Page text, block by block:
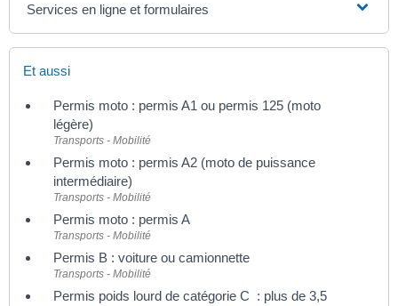
Services en ligne et formulaires
Et aussi
Permis moto : permis A1 ou permis 125 (moto
légère)
Transports - Mobilité
Permis moto : permis A2 (moto de puissance
intermédiaire)
Transports - Mobilité
Permis moto : permis A
Transports - Mobilité
Permis B : voiture ou camionnette
Transports - Mobilité
Permis poids lourd de catégorie C : plus de 3,5